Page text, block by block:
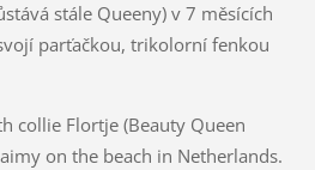
stále Queeny) v 7 měsících
parťačkou, trikolorní fenkou
collie Flortje (Beauty Queen
on the beach in Netherlands.